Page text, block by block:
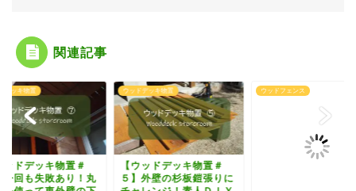
関連記事
デッキ物置
ッドデッキ物置＃
今回も失敗あり！丸
ウッドデッキ物置
【ウッドデッキ物置＃
５】外壁の杉板鎧張りに
ウッドフェンス